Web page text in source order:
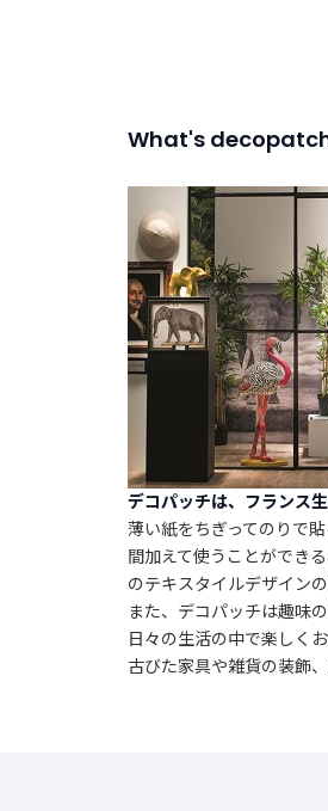
What's decopatch
デコパッチは、フランス
薄い紙をちぎってのりで
間加えて使うことができ
のテキスタイルデザイン
また、デコパッチは趣味
日々の生活の中で楽しく
古びた家具や雑貨の装飾